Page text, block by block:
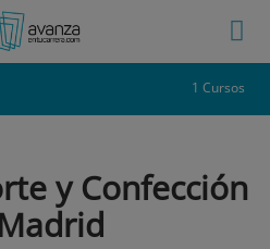
1 Cursos
y Confección